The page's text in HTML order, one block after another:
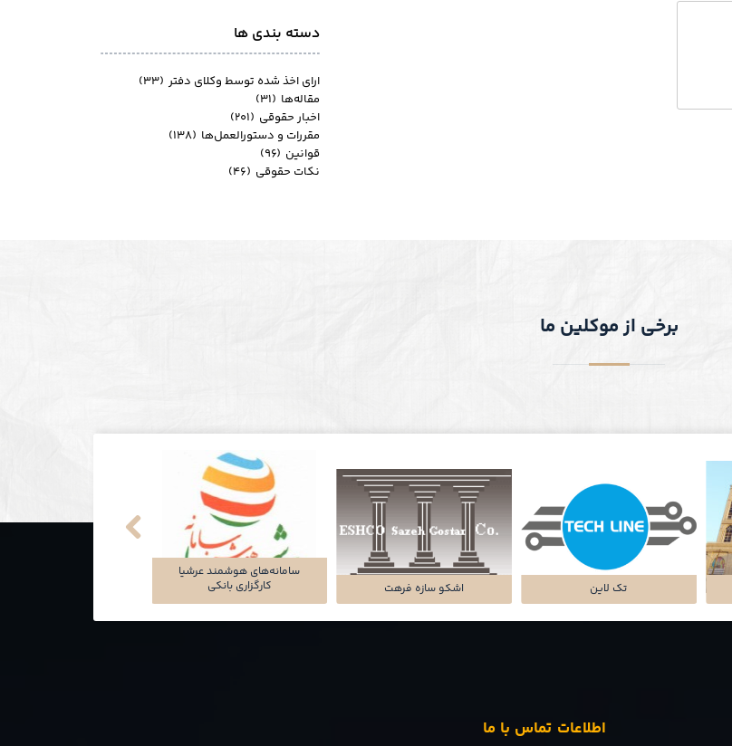
دسته بندی ها
ارای اخذ شده توسط وکلای دفتر (۳۳)
مقاله‌ها (۳۱)
اخبار حقوقی (۲۰۱)
مقررات و دستورالعمل‌ها (۱۳۸)
قوانین (۹۶)
نکات حقوقی (۴۶)
سامانه‌های هوشمند عرشیا
کارگزاری بانکی
اشکو سازه فرهت تک لاین
برخی از موکلین ما
اطلاعات تماس با ما